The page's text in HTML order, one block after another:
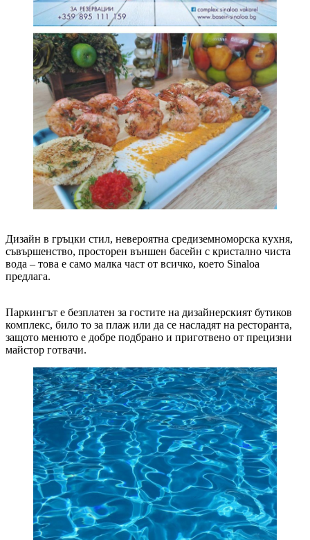
Дизайн в гръцки стил, невероятна средиземноморска кухня,
съвършенство, просторен външен басейн с кристално чиста
вода – това е само малка част от всичко, което Sinaloa
предлага.
Паркингът е безплатен за гостите на дизайнерският бутиков
комплекс, било то за плаж или да се насладят на ресторанта,
защото менюто е добре подбрано и приготвено от прецизни
майстор готвачи.